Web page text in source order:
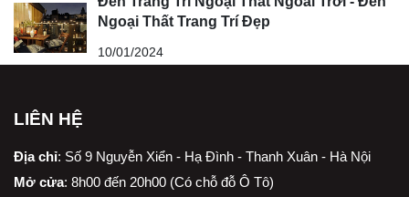
Ngoại Thất Trang Trí Đẹp
10/01/2024
LIÊN HỆ
Địa chỉ: Số 9 Nguyễn Xiển - Hạ Đình - Thanh Xuân - Hà Nội
Mở cửa: 8h00 đến 20h00 (Có chỗ đỗ Ô Tô)